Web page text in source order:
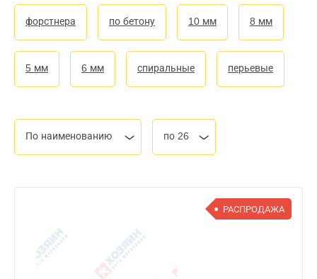
форстнера по бетону 10 мм 8 мм
5 мм 6 мм спиральные перьевые
По наименованию по 26
РАСПРОДАЖА